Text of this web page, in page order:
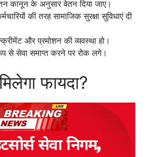
कानून के अनुसार वेतन दिया जाए।
की तरह सामाजिक सुरक्षा सुविधाएं दी
और प्रमोशन की व्यवस्था हो।
से सेवा समाप्त करने पर रोक लगे।
फायदा?